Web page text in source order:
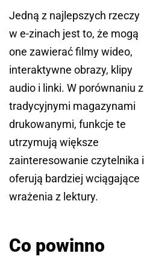
Jedną z najlepszych rzeczy
w e-zinach jest to, że mogą
one zawierać filmy wideo,
interaktywne obrazy, klipy
audio i linki. W porównaniu z
tradycyjnymi magazynami
drukowanymi, funkcje te
utrzymują większe
zainteresowanie czytelnika i
oferują bardziej wciągające
wrażenia z lektury.
Co powinno